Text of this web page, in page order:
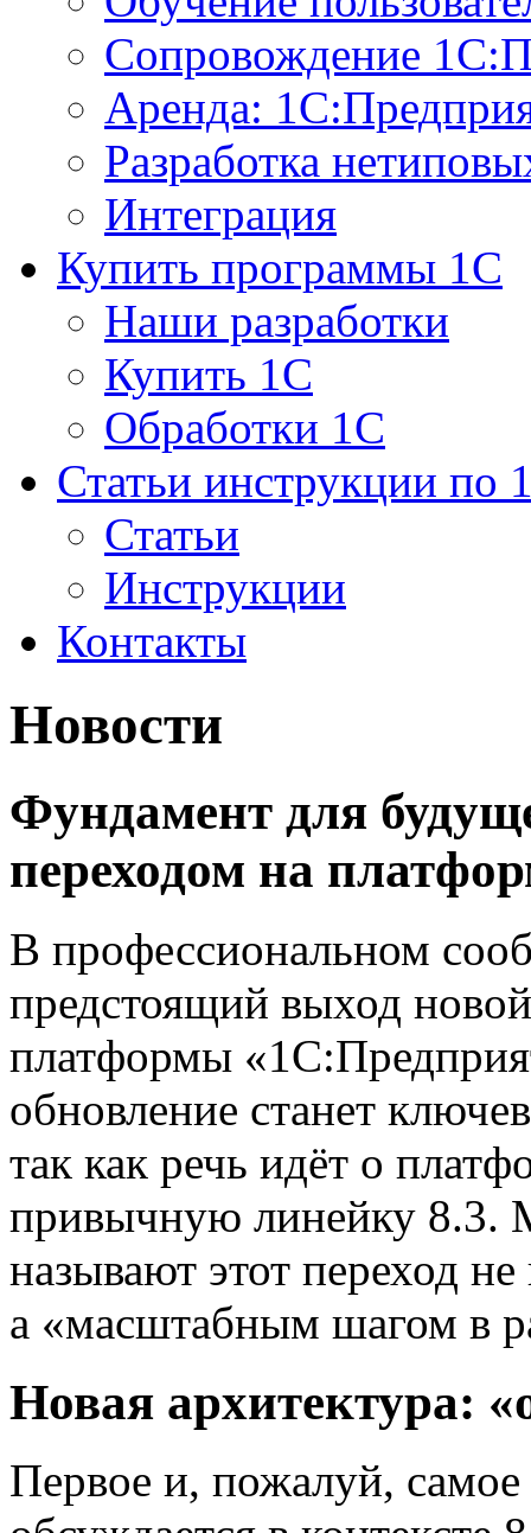
Сопровождение
Аренда:
Разработка
Интеграция
Купить программы 1С
Наши разработки
Купить 1С
Обработки 1С
Статьи инструкции по
Статьи
Инструкции
Контакты
Новости
Фундамент для
переходом на
В профессиональном
предстоящий выход
платформы
обновление станет
так как речь идёт о
привычную линейку 8.3.
называют этот переход
а «масштабным шагом в
Новая архитектура:
Первое и, пожалуй, самое